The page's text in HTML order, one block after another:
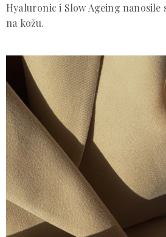
Hyaluronic i Slow Ageing
na kožu.